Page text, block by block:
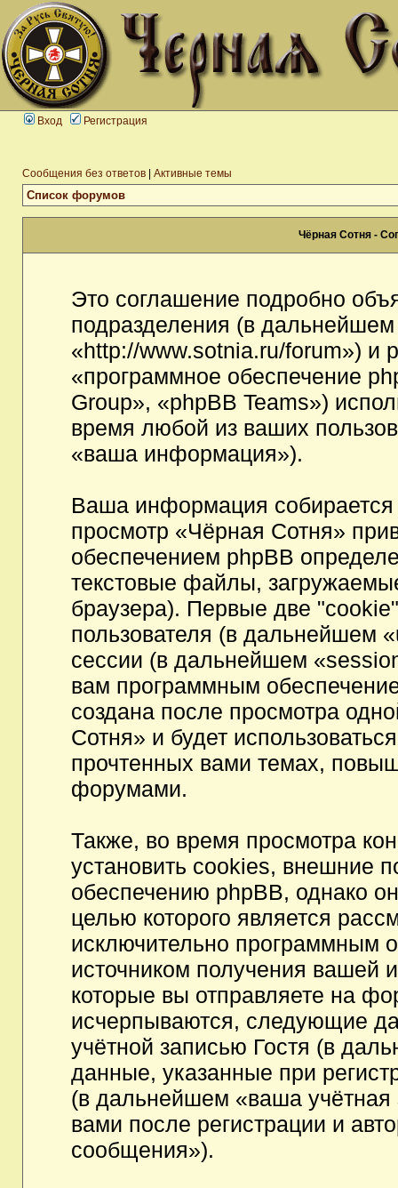
Вход Регистрация
Сообщения без ответов Активные темы
Список форумов
Чёрная Сотня -
Это соглашение подробно
подразделения (в
«http://www.sotnia.ru/forum») и
«программное обеспечение
Group», «phpBB Teams»)
время любой из ваших
«ваша информация»).
Ваша информация
просмотр «Чёрная Сотня»
обеспечением phpBB
текстовые файлы,
браузера). Первые две
пользователя (в дальнейшем
сессии (в дальнейшем
вам программным
создана после просмотра
Сотня» и будет
прочтенных вами темах,
форумами.
Также, во время просмотра
установить cookies, внешние
обеспечению phpBB, однако
целью которого является
исключительно программным
источником получения
которые вы отправляете на
исчерпываются, следующие
учётной записью Гостя (в
данные, указанные при
(в дальнейшем «ваша
вами после регистрации и
сообщения»).